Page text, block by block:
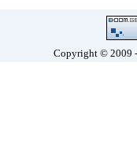
Copyright © 2009